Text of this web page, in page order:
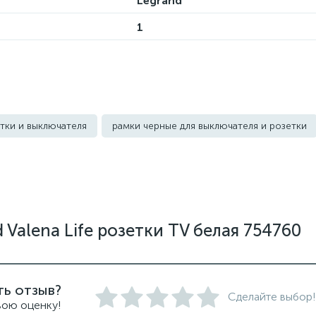
1
и выключателя рамки черные для выключателя и розетки
Life розетки TV белая 754760
отзыв?
оценку!
Сделайте выбор!